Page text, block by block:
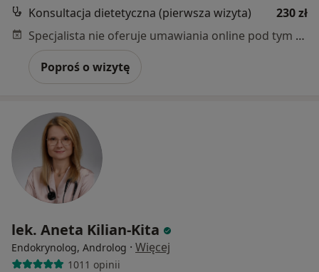
Konsultacja dietetyczna (pierwsza wizyta)
230 zł
Specjalista nie oferuje umawiania online pod tym adresem.
Poproś o wizytę
lek. Aneta Kilian-Kita
Endokrynolog, Androlog · Więcej
1011 opinii